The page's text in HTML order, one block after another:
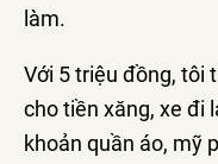
làm.
Với 5 triệu đồng, tôi
cho tiền xăng, xe đi
khoản quần áo, mỹ